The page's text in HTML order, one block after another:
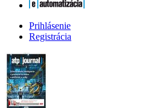
Prihlásenie
Registrácia